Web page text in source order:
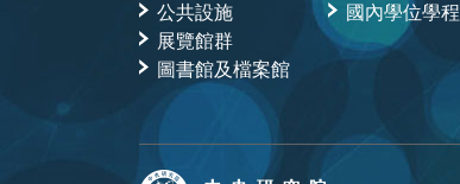
公共設施
展覽館群
圖書館及檔案館
國內學位學程